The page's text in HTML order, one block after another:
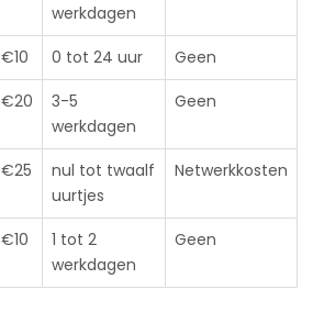
werkdagen
€10 0 tot 24 uur
Geen
€20
3-5
werkdagen
Geen
€25
nul tot twaalf
uurtjes
Netwerkkosten
€10
1 tot 2
werkdagen
Geen